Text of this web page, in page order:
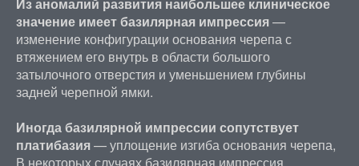
значение имеет базилярная импрессия—
изменение конфигурации основания черепа с
втяжением его внутрь в области большого
затылочного отверстия и уменьшением глубины
задней черепной ямки.
Иногда базилярной импрессии сопутствует
платибазия— уплощение изгиба основания черепа,